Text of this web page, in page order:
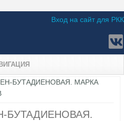
Вход на сайт для РКК
БУТАДИЕНОВАЯ. МАРКА
БУТАДИЕНОВАЯ.